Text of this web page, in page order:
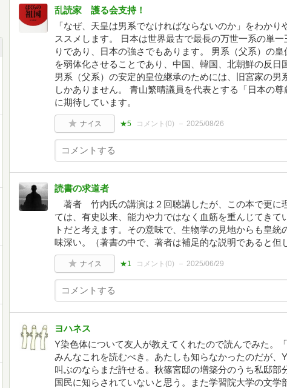
乱読家 護る会支持！
「なぜ、天皇は男系でなければならないのか」をわか
ススメします。 日本は世界最古で最長の万世一系の単
りであり、日本の強さでもあります。 男系（父系）の
を弱体化させることであり、中国、韓国、北朝鮮の反日
男系（父系）の安定的皇位継承のためには、旧宮家の男
しかありません。 青山繁晴議員を代表とする「日本の
に期待しています。
ナイス ★5 コメント(0) 2025/08/26
読書の求道者
著者 竹内氏の講演は２回聴講したが、この本で更
ては、有史以来、能力や力ではなく血筋を重んじてきて
トだと考えます。その意味で、生物学の見地からも皇
味深い。（著書の中で、著者は補足的な説明であると但
ナイス ★1 コメント(0) 2025/06/29
ヨハネス
Y染色体について友人が教えてくれたので読んでみた。
みんなこれを読むべき。あたしも知らなかったのだが、
叫ぶのならまだ許せる。秋篠宮邸の増築分のうち私邸部
国民に知らされていないと思う。また学習院大学の文学